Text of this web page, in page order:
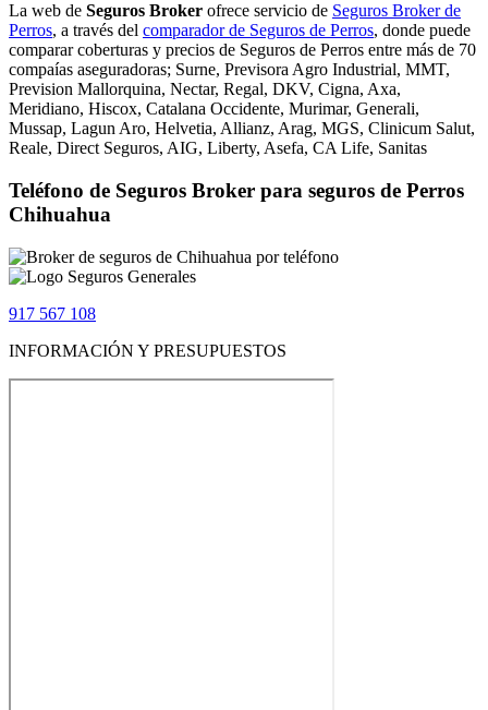
La web de Seguros Broker ofrece servicio de Seguros Broker de
Perros, a través del comparador de Seguros de Perros, donde puede
comparar coberturas y precios de Seguros de Perros entre más de 70
compaías aseguradoras; Surne, Previsora Agro Industrial, MMT,
Prevision Mallorquina, Nectar, Regal, DKV, Cigna, Axa,
Meridiano, Hiscox, Catalana Occidente, Murimar, Generali,
Mussap, Lagun Aro, Helvetia, Allianz, Arag, MGS, Clinicum Salut,
Reale, Direct Seguros, AIG, Liberty, Asefa, CA Life, Sanitas
Teléfono de Seguros Broker para seguros de Perros
Chihuahua
917 567 108
INFORMACIÓN Y PRESUPUESTOS